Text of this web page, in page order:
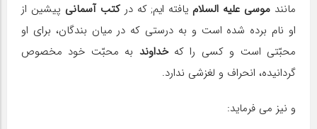
مانند موسی علیه السلامیافته ایم; که درکتب آسمانی پیشین از
او نام برده شده است و به درستی که در میان بندگان، برای او
محبّتی است و کسی را کهخداوند به محبّت خود مخصوص
گردانیده، انحراف و لغزشی ندارد.
و نیز می فرماید: